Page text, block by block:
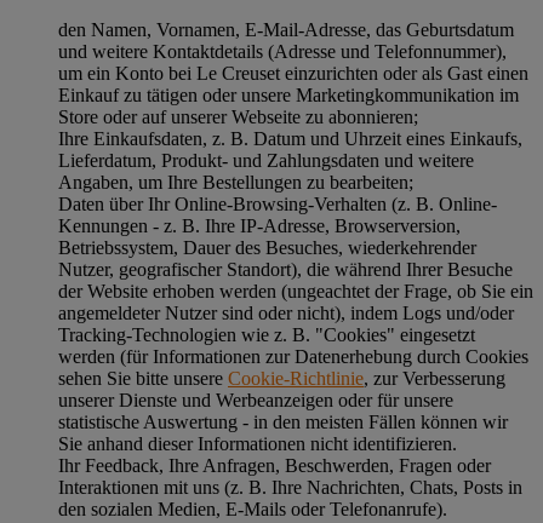
den Namen, Vornamen, E-Mail-Adresse, das Geburtsdatum
und weitere Kontaktdetails (Adresse und Telefonnummer),
um ein Konto bei Le Creuset einzurichten oder als Gast einen
Einkauf zu tätigen oder unsere Marketingkommunikation im
Store oder auf unserer Webseite zu abonnieren;
Ihre Einkaufsdaten, z. B. Datum und Uhrzeit eines Einkaufs,
Lieferdatum, Produkt- und Zahlungsdaten und weitere
Angaben, um Ihre Bestellungen zu bearbeiten;
Daten über Ihr Online-Browsing-Verhalten (z. B. Online-
Kennungen - z. B. Ihre IP-Adresse, Browserversion,
Betriebssystem, Dauer des Besuches, wiederkehrender
Nutzer, geografischer Standort), die während Ihrer Besuche
der Website erhoben werden (ungeachtet der Frage, ob Sie ein
angemeldeter Nutzer sind oder nicht), indem Logs und/oder
Tracking-Technologien wie z. B. "Cookies" eingesetzt
werden (für Informationen zur Datenerhebung durch Cookies
sehen Sie bitte unsere Cookie-Richtlinie, zur Verbesserung
unserer Dienste und Werbeanzeigen oder für unsere
statistische Auswertung - in den meisten Fällen können wir
Sie anhand dieser Informationen nicht identifizieren.
Ihr Feedback, Ihre Anfragen, Beschwerden, Fragen oder
Interaktionen mit uns (z. B. Ihre Nachrichten, Chats, Posts in
den sozialen Medien, E-Mails oder Telefonanrufe).